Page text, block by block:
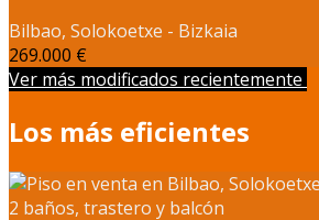
Bilbao, Solokoetxe - Bizkaia
269.000 €
Ver más modificados recientemente
Los más eficientes